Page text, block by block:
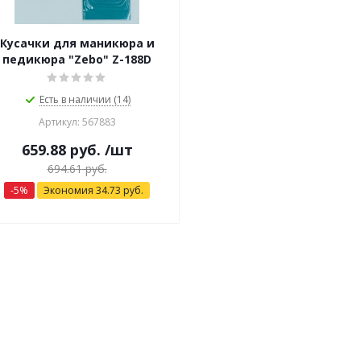
Кусачки для маникюра и
педикюра "Zebo" Z-188D
Есть в наличии (14)
Артикул: 567883
659.88руб. /шт
694.61руб.
-5% Экономия 34.73 руб.